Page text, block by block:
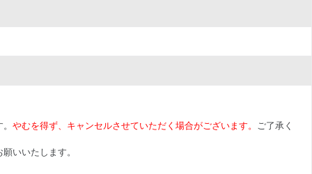
やむを得ず、キャンセルさせていただく場合がございます。 ご了承く
いいたします。